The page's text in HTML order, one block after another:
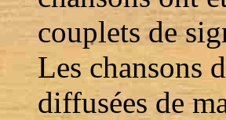
couplets de
Les chansons
diffusées de